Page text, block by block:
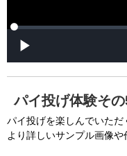
a
L
d
0
P
e
s
%
パイ投げ体験そ
パイ投げを楽しんでいた
より詳しいサンプル画像や